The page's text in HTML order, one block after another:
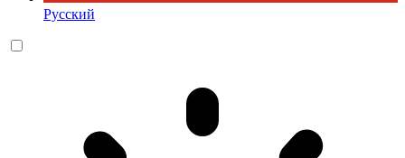
Русский